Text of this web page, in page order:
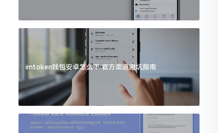
imtoken钱包安卓怎么下 官方渠道避坑指南